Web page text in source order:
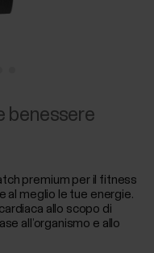
benessere
premium per il fitness
al meglio le tue energie.
allo scopo di
all’organismo e allo